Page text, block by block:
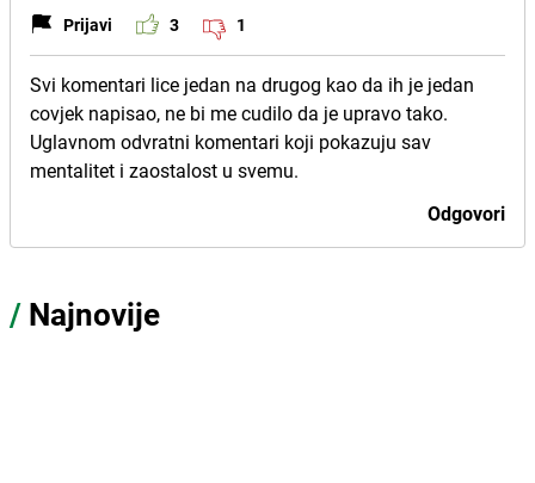
Prijavi 3 1
Svi komentari lice jedan na drugog kao da ih je jedan
covjek napisao, ne bi me cudilo da je upravo tako.
Uglavnom odvratni komentari koji pokazuju sav
mentalitet i zaostalost u svemu.
Odgovori
/ Najnovije